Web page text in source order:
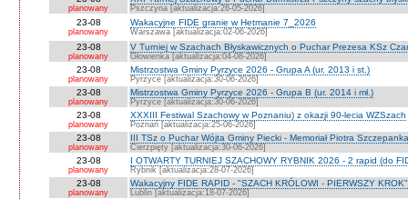
planowany Pszczyna [aktualizacja:26-05-2026]
23-08
planowany
Wakacyjne FIDE granie w Hetmanie 7_2026
Warszawa [aktualizacja:02-06-2026]
23-08
planowany
V Turniej w Szachach Błyskawicznych o Puchar Prezesa KSz
Głowienka [aktualizacja:04-08-2026]
23-08
planowany
Mistrzostwa Gminy Pyrzyce 2026 - Grupa A (ur. 2013 i st.)
Pyrzyce [aktualizacja:30-06-2026]
23-08
planowany
Mistrzostwa Gminy Pyrzyce 2026 - Grupa B (ur. 2014 i mł.)
Pyrzyce [aktualizacja:30-06-2026]
23-08
planowany
XXXIII Festiwal Szachowy w Poznaniu) z okazji 90-lecia WZSzach
Poznań [aktualizacja:25-06-2026]
23-08
planowany
III TSz o Puchar Wójta Gminy Piecki - Memoriał Piotra
Cierzpięty [aktualizacja:30-06-2026]
23-08
planowany
I OTWARTY TURNIEJ SZACHOWY RYBNIK 2026 - 2 rapid (do
Rybnik [aktualizacja:28-07-2026]
23-08
planowany
Wakacyjny FIDE RAPID - "SZACH KRÓLOWI - PIERWSZY
Lublin [aktualizacja:18-07-2026]